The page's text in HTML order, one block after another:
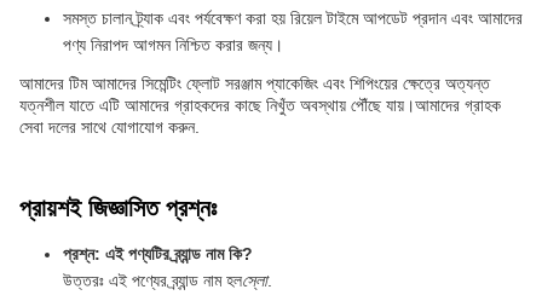
সমস্ত চালান ট্র্যাক এবং পর্যবেক্ষণ করা হয় রিয়েল টাইমে আপডেট প্রদান এবং আমাদের
পণ্য নিরাপদ আগমন নিশ্চিত করার জন্য।
আমাদের টিম আমাদের সিমেন্টিং ফ্লোট সরঞ্জাম প্যাকেজিং এবং শিপিংয়ের ক্ষেত্রে অত্যন্ত
যত্নশীল যাতে এটি আমাদের গ্রাহকদের কাছে নিখুঁত অবস্থায় পৌঁছে যায়।আমাদের গ্রাহক
সেবা দলের সাথে যোগাযোগ করুন.
প্রায়শই জিজ্ঞাসিত প্রশ্নঃ
প্রশ্ন: এই পণ্যটির ব্র্যান্ড নাম কি?
উত্তরঃ এই পণ্যের ব্র্যান্ড নাম হলস্লো.